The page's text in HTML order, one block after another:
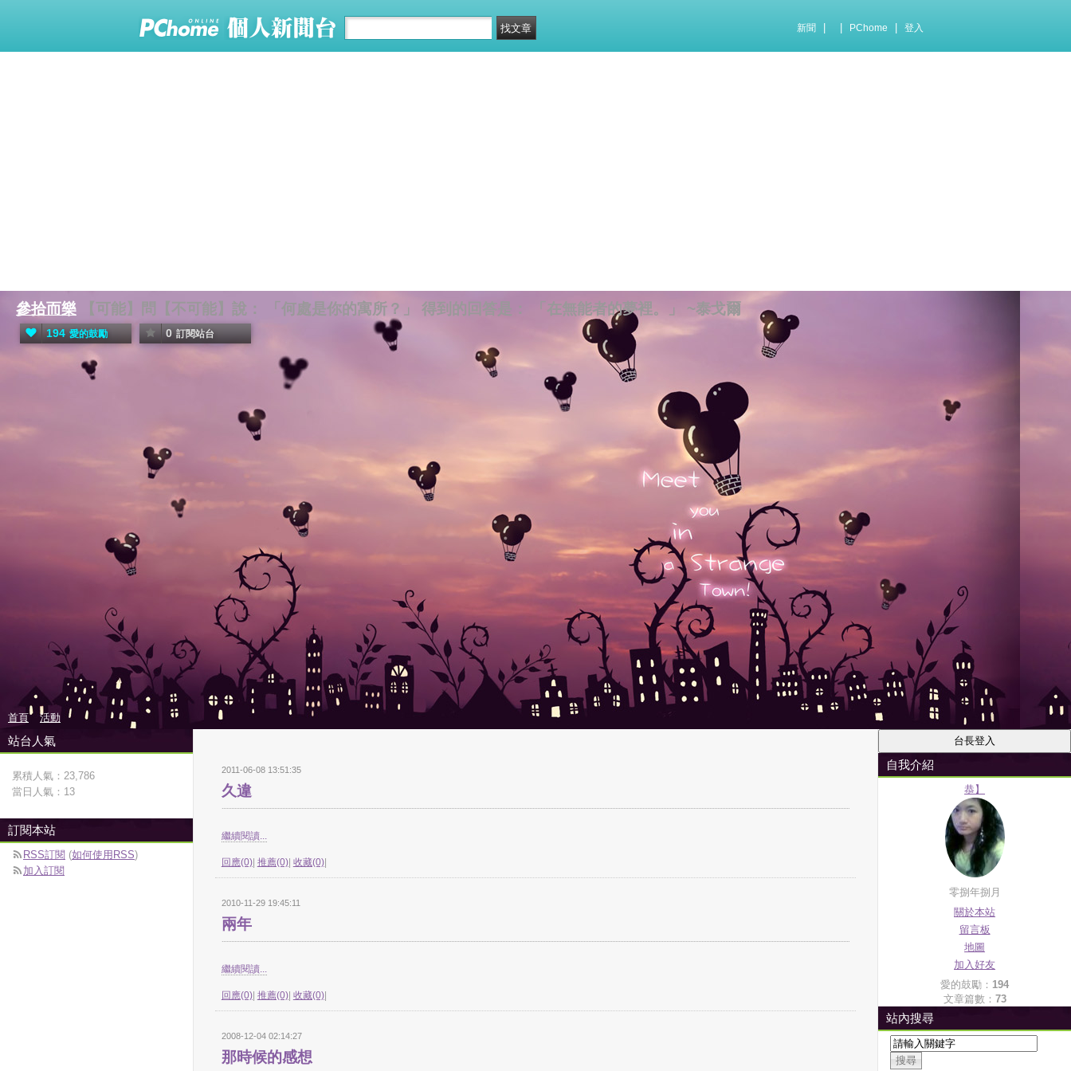
新聞 PChome 登入
參拾而樂 【可能】問【不可能】說： 「何處是你的寓所？」 得到的回答是： 「在無能者的夢裡。」 ~泰戈爾
194 愛的鼓勵 0 訂閱站台
首頁 活動
2011-06-08 13:51:35
久違
繼續閱讀...
回應(0)| 推薦(0)| 收藏(0)|
2010-11-29 19:45:11
兩年
繼續閱讀...
回應(0)| 推薦(0)| 收藏(0)|
2008-12-04 02:14:27
那時候的感想
自我介紹
恭】
零捌年捌月
關於本站
留言板
地圖
加入好友
愛的鼓勵： 194
文章篇數： 73
站內搜尋
站台人氣
累積人氣： 23,786
當日人氣： 13
訂閱本站
RSS訂閱 (如何使用RSS)
加入訂閱